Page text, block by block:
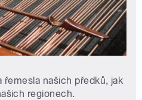
řemesla našich předků, jak
regionech.